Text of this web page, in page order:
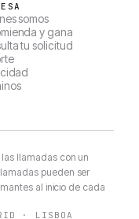
somos
y gana
tu solicitud
llamadas con un
pueden ser
al inicio de cada
· LISBOA